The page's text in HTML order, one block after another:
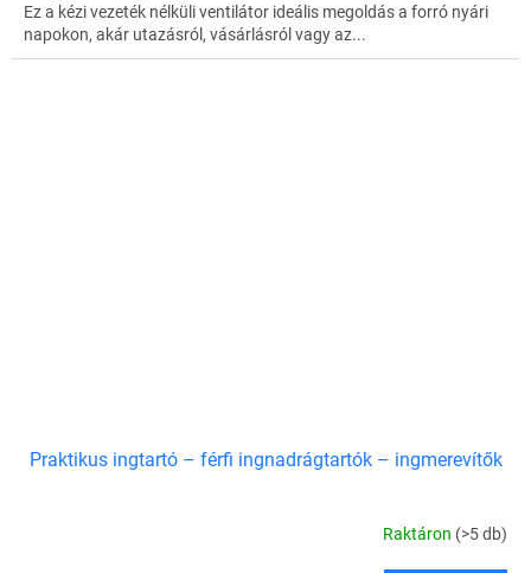
Ez a kézi vezeték nélküli ventilátor ideális megoldás a forró nyári
napokon, akár utazásról, vásárlásról vagy az...
Praktikus ingtartó – férfi ingnadrágtartók – ingmerevítők
Raktáron (>5 db)